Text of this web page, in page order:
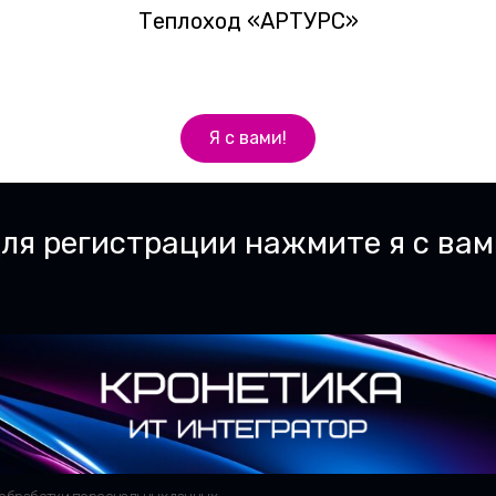
регистрации нажмите я с
Теплоход «АРТУРС»
Я с вами!
регистрации нажмите я с
Теплоход «АРТУРС»
Я с вами!
персональных данных.